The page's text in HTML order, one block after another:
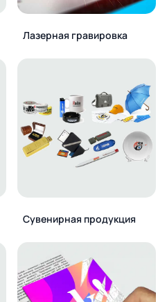
Лазерная гравировка
Сувенирная продукция